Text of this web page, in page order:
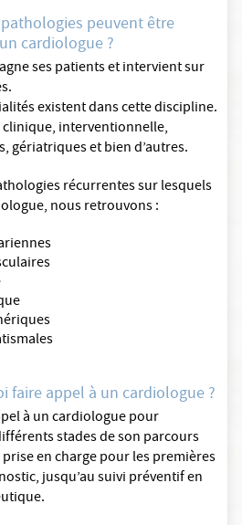
peuvent être
cardiologue ?
ses patients et intervient sur
existent dans cette discipline.
interventionnelle,
gériatriques et bien d’autres.
récurrentes sur lesquels
nous retrouvons :
faire appel à un cardiologue ?
à un cardiologue pour
stades de son parcours
en charge pour les premières
jusqu’au suivi préventif en